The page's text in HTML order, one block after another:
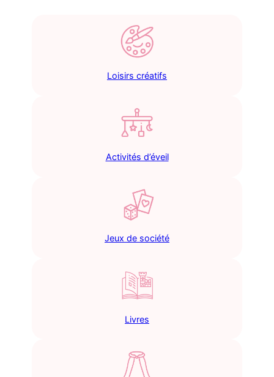
Loisirs créatifs
Activités d’éveil
Jeux de société
Livres